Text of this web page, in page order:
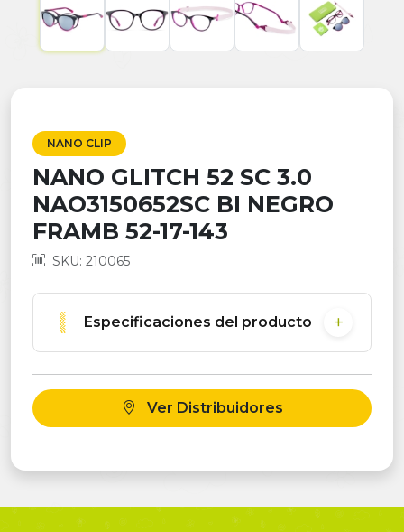
NANO CLIP
NANO GLITCH 52 SC 3.0
NAO3150652SC BI NEGRO
FRAMB 52-17-143
SKU: 210065
Especificaciones del producto
Ver Distribuidores